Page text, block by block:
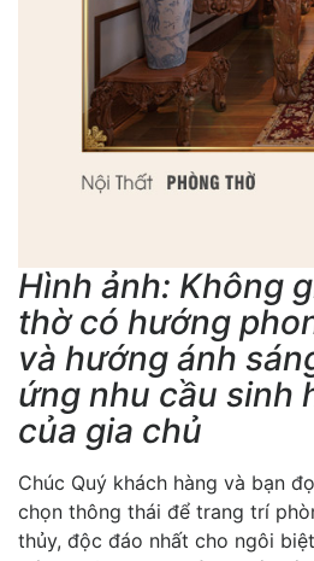
Hình ảnh: Không
thờ có hướng
và hướng ánh
ứng nhu cầu sinh
của gia chủ
Chúc Quý khách hàng và bạn
chọn thông thái để trang trí
thủy, độc đáo nhất cho ngôi